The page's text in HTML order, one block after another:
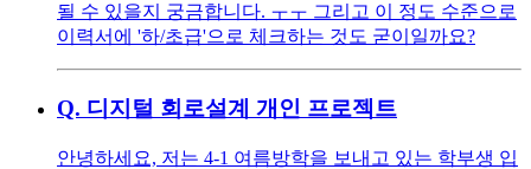
될 수 있을지 궁금합니다. ㅜㅜ 그리고 이 정도 수준으로
이력서에 '하/초급'으로 체크하는 것도 굳이일까요?
Q. 디지털 회로설계 개인 프로젝트
안녕하세요, 저는 4-1 여름방학을 보내고 있는 학부생 입